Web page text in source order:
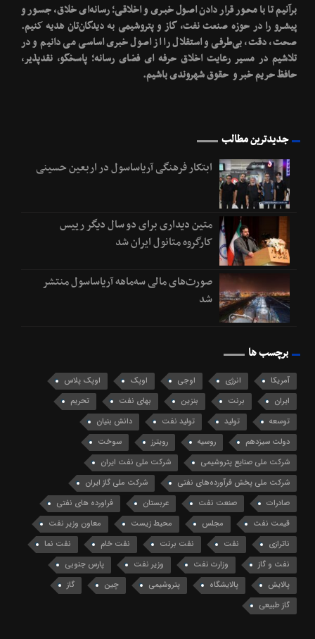
برآنیم تا با محـور قرار دادن اصـول خبـری و اخلاقـی؛ رسانه‌ای خلاق، جسـور و
پیشـرو را در حوزه صنعت نفت، گاز و پتروشیمی به دیدگان‌تان هدیه کنیم.
صحت، دقت، بی‌طرفی و استقلال را از اصول خبری اساسی می دانیم و در
تلاشیم در مسیر رعایت اخلاق حرفه ای فضای رسانه؛ پاسخگو، نقدپذیر،
حافظ حریم خبر و حقوق شهروندی باشیم.
جدیدترین مطالب
ابتکار فرهنگی آریاساسول در اربعین حسینی
متین دیداری برای دو سال دیگر رییس
کارگروه متانول ایران شد
صورت‌های مالی سه‌ماهه آریاساسول منتشر
شد
برچسب ها
آمریکا انرژی اوجی اوپک
اوپک پلاس
ایران
برنت بنزین بهای نفت
تحریم
توسعه
تولید تولید نفت
دانش بنیان
دولت سیزدهم
روسیه رویترز
سوخت
شرکت ملی صنایع پتروشیمی
شرکت ملی نفت ایران
شرکت ملی پخش فرآورده‌های نفتی
شرکت ملی گاز ایران
صادرات
صنعت نفت عربستان
فراورده های نفتی
قیمت نفت
مجلس محیط زیست
معاون وزیر نفت
ناترازی
نفت نفت برنت نفت خام
نفت نما
نفت و گاز
وزارت نفت وزیر نفت
پارس جنوبی
پالایش
پالایشگاه پتروشیمی چین
گاز
گاز طبیعی